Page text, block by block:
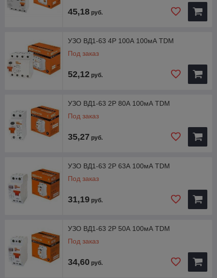
45,18 руб.
УЗО ВД1-63 4Р 100А 100мА TDM
Под заказ
52,12 руб.
УЗО ВД1-63 2Р 80А 100мА TDM
Под заказ
35,27 руб.
УЗО ВД1-63 2Р 63А 100мА TDM
Под заказ
31,19 руб.
УЗО ВД1-63 2Р 50А 100мА TDM
Под заказ
34,60 руб.